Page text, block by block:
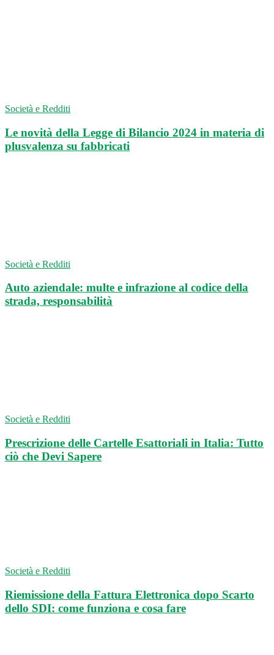
Società e Redditi
Le novità della Legge di Bilancio 2024 in materia di
plusvalenza su fabbricati
Società e Redditi
Auto aziendale: multe e infrazione al codice della
strada, responsabilità
Società e Redditi
Prescrizione delle Cartelle Esattoriali in Italia: Tutto
ciò che Devi Sapere
Società e Redditi
Riemissione della Fattura Elettronica dopo Scarto
dello SDI: come funziona e cosa fare